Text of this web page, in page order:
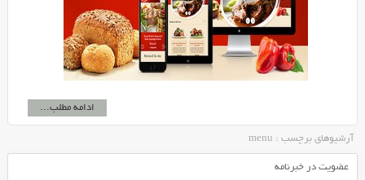
ادامه مطلب...
آرشیوهای برچسب : menu
عضویت در خبرنامه